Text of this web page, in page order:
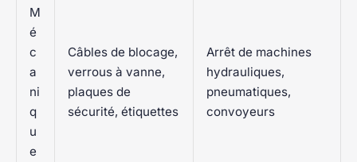
M
é
c
a
ni
q
u
e
Câbles de blocage,
verrous à vanne,
plaques de
sécurité, étiquettes
Arrêt de machines
hydrauliques,
pneumatiques,
convoyeurs